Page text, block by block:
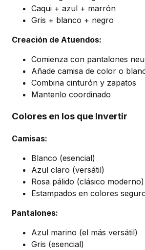
Caqui + azul + marrón
Gris + blanco + negro
Creación de Atuendos:
Comienza con pantalones
Añade camisa de color o
Combina cinturón y zapatos
Mantenlo coordinado
Colores en los que Invertir
Camisas:
Blanco (esencial)
Azul claro (versátil)
Rosa pálido (clásico moderno)
Estampados en colores
Pantalones:
Azul marino (el más versátil)
Gris (esencial)